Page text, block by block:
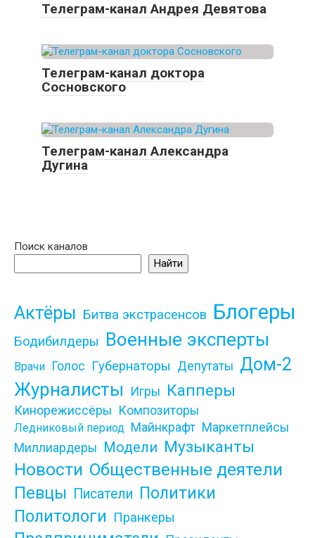
Телеграм-канал Андрея Девятова
Телеграм-канал доктора
Сосновского
Телеграм-канал Александра
Дугина
Поиск каналов
Найти
Актёры Битва экстрасенсов Блогеры
Бодибилдеры Военные эксперты
Врачи Голос Губернаторы Депутаты Дом-2
Журналисты Игры Капперы
Кинорежиссёры Композиторы
Ледниковый период Майнкрафт Маркетплейсы
Миллиардеры
Модели Музыканты
Новости Общественные деятели
Певцы Писатели Политики
Политологи Пранкеры